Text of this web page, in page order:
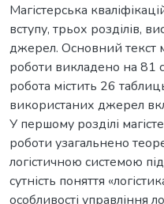
Магістерська
вступу, трьох розділів,
джерел. Основний текст
роботи викладено на 81
робота містить 26
використаних джерел
У першому розділі
роботи узагальнено
логістичною системою
сутність поняття
особливості управління